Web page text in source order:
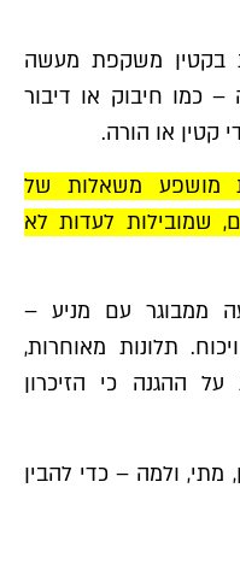
בקטין משקפת מעשה
– כמו חיבוק או דיבור
קטין או הורה.
מושפע משאלות של
שמובילות לעדות לא
ממבוגר עם מניע –
תלונות מאוחרות,
ההגנה כי הזיכרון
ולמה – כדי להבין